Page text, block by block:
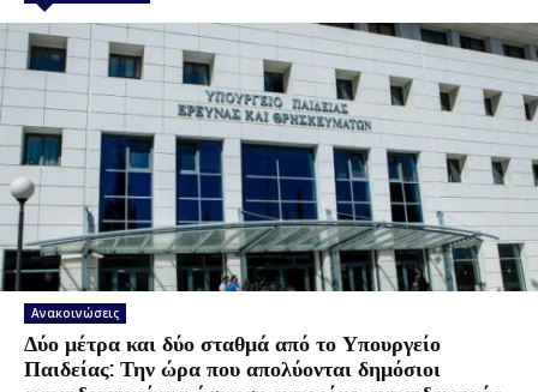
Ανακοινώσεις
Δύο μέτρα και δύο σταθμά από το Υπουργείο
Παιδείας: Την ώρα που απολύονται δημόσιοι